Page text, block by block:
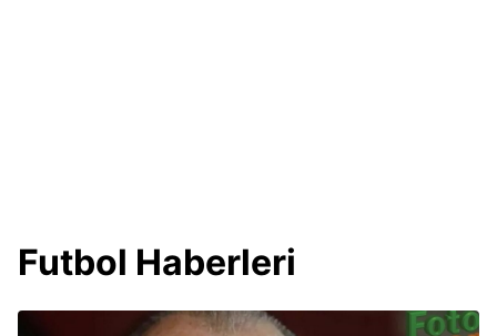
Futbol Haberleri